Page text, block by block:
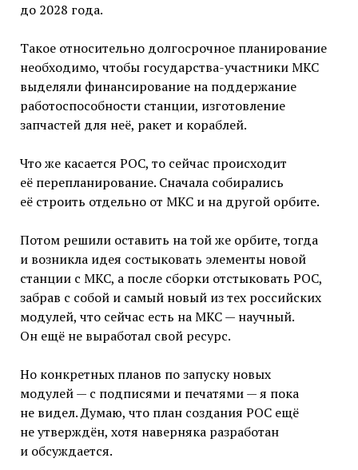
до 2028 года.
Такое относительно долгосрочное планирование
необходимо, чтобы государства-участники МКС
выделяли финансирование на поддержание
работоспособности станции, изготовление
запчастей для неё, ракет и кораблей.
Что же касается РОС, то сейчас происходит
её перепланирование. Сначала собирались
её строить отдельно от МКС и на другой орбите.
Потом решили оставить на той же орбите, тогда
и возникла идея состыковать элементы новой
станции с МКС, а после сборки отстыковать РОС,
забрав с собой и самый новый из тех российских
модулей, что сейчас есть на МКС — научный.
Он ещё не выработал свой ресурс.
Но конкретных планов по запуску новых
модулей — с подписями и печатями — я пока
не видел. Думаю, что план создания РОС ещё
не утверждён, хотя наверняка разработан
и обсуждается.